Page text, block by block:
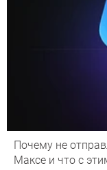
Почему не
Максе и что с